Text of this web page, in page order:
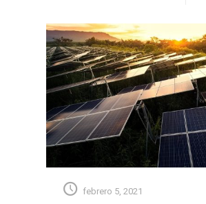
febrero 5, 2021